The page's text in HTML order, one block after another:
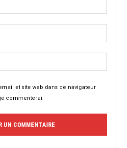
et site web dans ce navigateur
commenterai.